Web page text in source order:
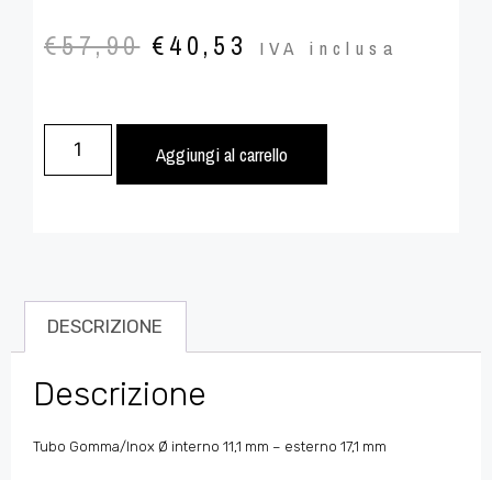
€57,90 €40,53 IVA inclusa
Aggiungi al carrello
DESCRIZIONE
Descrizione
Tubo Gomma/Inox Ø interno 11,1 mm – esterno 17,1 mm